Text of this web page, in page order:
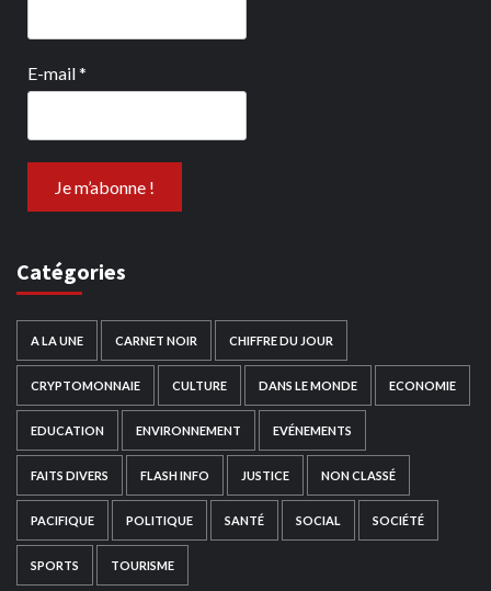
E-mail*
Catégories
A LA UNE CARNET NOIR CHIFFRE DU JOUR
CRYPTOMONNAIE CULTURE DANS LE MONDE ECONOMIE
EDUCATION ENVIRONNEMENT EVÉNEMENTS
FAITS DIVERS FLASH INFO JUSTICE NON CLASSÉ
PACIFIQUE POLITIQUE SANTÉ SOCIAL SOCIÉTÉ
SPORTS TOURISME